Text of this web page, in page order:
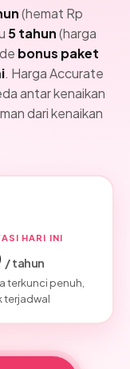
(hemat Rp
5 tahun(harga
bonus paket
. Harga Accurate
antar kenaikan
dari kenaikan
HARI INI
/ tahun
terkunci penuh,
terjadwal